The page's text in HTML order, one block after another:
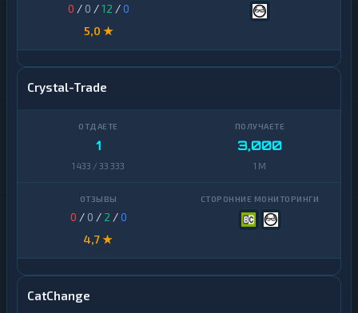
0 / 0 /12 /0
5,0 ★
Crystal-Trade
1
1 433 / 33 333
3,000
1 M
0 / 0 / 2 /0
4,7 ★
CatChange